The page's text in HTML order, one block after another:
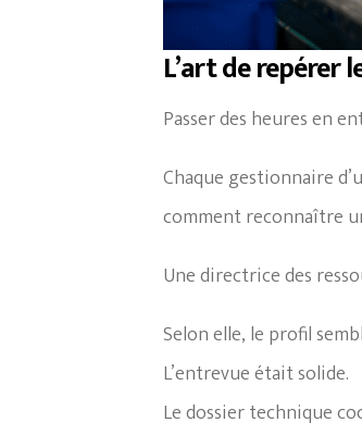
L’art de repérer
Passer des heures en
Chaque gestionnaire
comment reconnaître
Une directrice des
Selon elle, le profil
L’entrevue était solide.
Le dossier technique